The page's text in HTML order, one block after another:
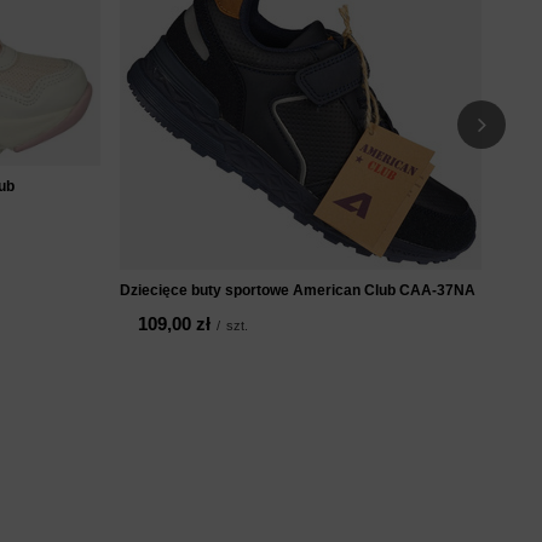
Dziecięce buty sportowe American Club CAA-37NA
109,00 zł / szt.